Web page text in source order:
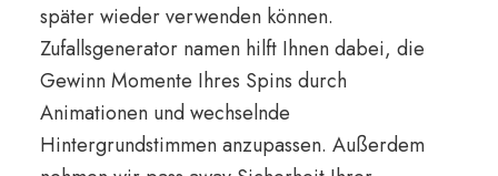
später wieder verwenden können.
Zufallsgenerator namen hilft Ihnen dabei, die
Gewinn Momente Ihres Spins durch
Animationen und wechselnde
Hintergrundstimmen anzupassen. Außerdem